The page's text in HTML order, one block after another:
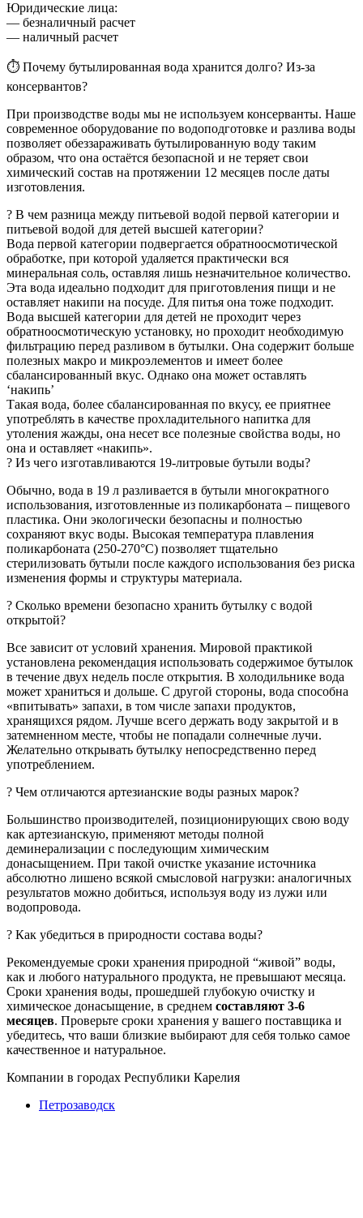
Юридические лица:
— безналичный расчет
— наличный расчет
⏱ Почему бутылированная вода хранится долго? Из-за
консервантов?
При производстве воды мы не используем консерванты. Наше
современное оборудование по водоподготовке и разлива воды
позволяет обеззараживать бутылированную воду таким
образом, что она остаётся безопасной и не теряет свои
химический состав на протяжении 12 месяцев после даты
изготовления.
? В чем разница между питьевой водой первой категории и
питьевой водой для детей высшей категории?
Вода первой категории подвергается обратноосмотической
обработке, при которой удаляется практически вся
минеральная соль, оставляя лишь незначительное количество.
Эта вода идеально подходит для приготовления пищи и не
оставляет накипи на посуде. Для питья она тоже подходит.
Вода высшей категории для детей не проходит через
обратноосмотическую установку, но проходит необходимую
фильтрацию перед разливом в бутылки. Она содержит больше
полезных макро и микроэлементов и имеет более
сбалансированный вкус. Однако она может оставлять
‘накипь’
Такая вода, более сбалансированная по вкусу, ее приятнее
употреблять в качестве прохладительного напитка для
утоления жажды, она несет все полезные свойства воды, но
она и оставляет «накипь».
? Из чего изготавливаются 19-литровые бутыли воды?
Обычно, вода в 19 л разливается в бутыли многократного
использования, изготовленные из поликарбоната – пищевого
пластика. Они экологически безопасны и полностью
сохраняют вкус воды. Высокая температура плавления
поликарбоната (250-270°C) позволяет тщательно
стерилизовать бутыли после каждого использования без риска
изменения формы и структуры материала.
? Сколько времени безопасно хранить бутылку c водой
открытой?
Все зависит от условий хранения. Мировой практикой
установлена рекомендация использовать содержимое бутылок
в течение двух недель после открытия. В холодильнике вода
может храниться и дольше. С другой стороны, вода способна
«впитывать» запахи, в том числе запахи продуктов,
хранящихся рядом. Лучше всего держать воду закрытой и в
затемненном месте, чтобы не попадали солнечные лучи.
Желательно открывать бутылку непосредственно перед
употреблением.
? Чем отличаются артезианские воды разных марок?
Большинство производителей, позиционирующих свою воду
как артезианскую, применяют методы полной
деминерализации с последующим химическим
донасыщением. При такой очистке указание источника
абсолютно лишено всякой смысловой нагрузки: аналогичных
результатов можно добиться, используя воду из лужи или
водопровода.
? Как убедиться в природности состава воды?
Рекомендуемые сроки хранения природной “живой” воды,
как и любого натурального продукта, не превышают месяца.
Сроки хранения воды, прошедшей глубокую очистку и
химическое донасыщение, в среднем составляют 3-6
месяцев. Проверьте сроки хранения у вашего поставщика и
убедитесь, что ваши близкие выбирают для себя только самое
качественное и натуральное.
Компании в городах Республики Карелия
Петрозаводск